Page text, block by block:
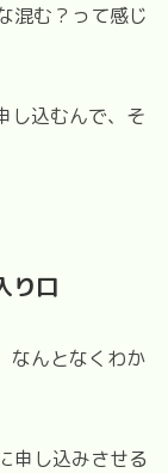
混む？って感じ
し込むんで、そ
り口
なんとなくわか
申し込みさせる